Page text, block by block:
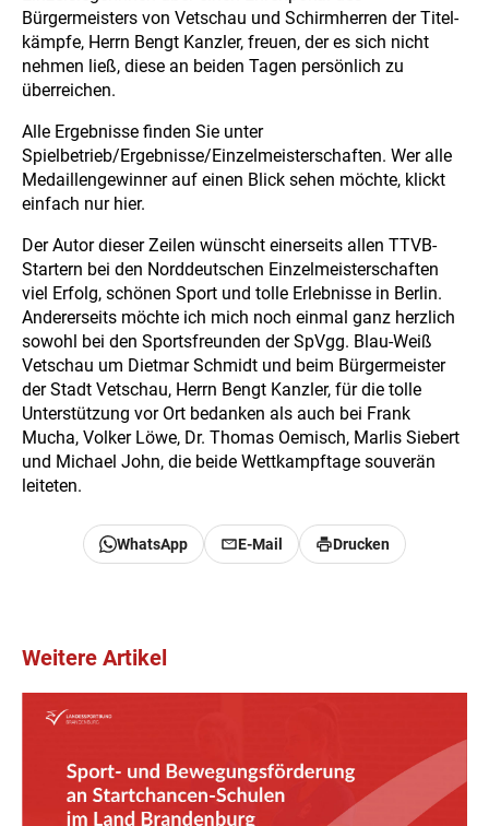
Bürgermeisters von Vetschau und Schirmherren der Titel-
kämpfe, Herrn Bengt Kanzler, freuen, der es sich nicht
nehmen ließ, diese an beiden Tagen persönlich zu
überreichen.
Alle Ergebnisse finden Sie unter
Spielbetrieb/Ergebnisse/Einzelmeisterschaften. Wer alle
Medaillengewinner auf einen Blick sehen möchte, klickt
einfach nur hier.
Der Autor dieser Zeilen wünscht einerseits allen TTVB-
Startern bei den Norddeutschen Einzelmeisterschaften
viel Erfolg, schönen Sport und tolle Erlebnisse in Berlin.
Andererseits möchte ich mich noch einmal ganz herzlich
sowohl bei den Sportsfreunden der SpVgg. Blau-Weiß
Vetschau um Dietmar Schmidt und beim Bürgermeister
der Stadt Vetschau, Herrn Bengt Kanzler, für die tolle
Unterstützung vor Ort bedanken als auch bei Frank
Mucha, Volker Löwe, Dr. Thomas Oemisch, Marlis Siebert
und Michael John, die beide Wettkampftage souverän
leiteten.
WhatsApp E-Mail Drucken
Weitere Artikel